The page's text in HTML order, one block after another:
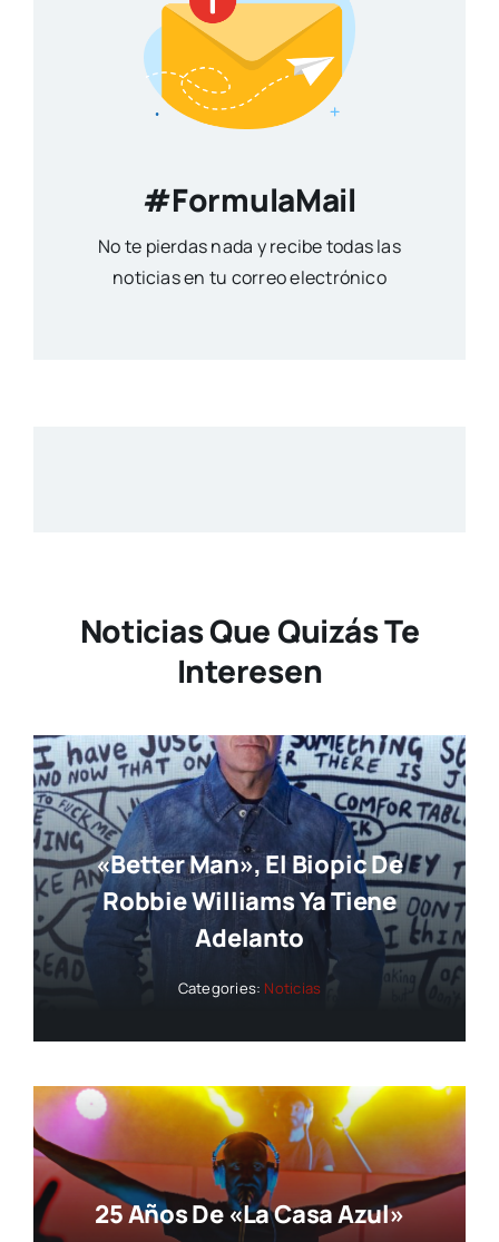
#FormulaMail
No te pierdas nada y recibe todas las
noticias en tu correo electrónico
Noticias Que Quizás Te
Interesen
«Better Man», El Biopic De
Robbie Williams Ya Tiene
Adelanto
Categories: Noticias
25 Años De «La Casa Azul»